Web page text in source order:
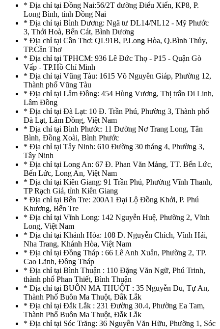
* Địa chỉ tại Đồng Nai:56/2T đường Điểu Xiển, KP8, P.
Long Bình, tỉnh Đồng Nai
* Địa chỉ tại Bình Dương: Ngã tư DL14/NL12 - Mỹ Phước
3, Thới Hoà, Bến Cát, Bình Dương
* Địa chỉ tại Cần Thơ: QL91B, P.Long Hòa, Q.Bình Thủy,
TP.Cần Thơ
* Địa chỉ tại TPHCM: 936 Lê Đức Thọ - P15 - Quận Gò
Vấp - TP.Hồ Chí Minh
* Địa chỉ tại Vũng Tàu: 1615 Võ Nguyên Giáp, Phường 12,
Thành phố Vũng Tàu
* Địa chỉ tại Lâm Đồng: 454 Hùng Vương, Thị trấn Di Linh,
Lâm Đồng
* Địa chỉ tại Đà Lạt: 10 Đ. Trần Phú, Phường 3, Thành phố
Đà Lạt, Lâm Đồng, Việt Nam
* Địa chỉ tại Bình Phước: 11 Đường Nơ Trang Long, Tân
Bình, Đồng Xoài, Bình Phước
* Địa chỉ tại Tây Ninh: 610 Đường 30 tháng 4, Phường 3,
Tây Ninh
* Địa chỉ tại Long An: 67 Đ. Phan Văn Mảng, TT. Bến Lức,
Bến Lức, Long An, Việt Nam
* Địa chỉ tại Kiên Giang: 91 Trần Phú, Phường Vĩnh Thanh,
TP Rạch Giá, tỉnh Kiên Giang
* Địa chỉ tại Bến Tre: 200A1 Đại Lộ Đồng Khởi, P. Phú
Khương, Bến Tre
* Địa chỉ tại Vĩnh Long: 142 Nguyễn Huệ, Phường 2, Vĩnh
Long, Việt Nam
* Địa chỉ tại Khánh Hòa: 108 Đ. Nguyễn Chích, Vĩnh Hải,
Nha Trang, Khánh Hòa, Việt Nam
* Địa chỉ tại Đồng Tháp : 66 Lê Anh Xuân, Phường 2, TP.
Cao Lãnh, Đồng Tháp
* Địa chỉ tại Bình Thuận : 110 Đặng Văn Ngữ, Phú Trinh,
thành phố Phan Thiết, Bình Thuận
* Địa chỉ tại BUÔN MA THUỘT : 35 Nguyễn Du, Tự An,
Thành Phố Buôn Ma Thuột, Đắk Lắk
* Địa chỉ tại Đắk Lắk : 231 Đường 30.4, Phường Ea Tam,
Thành Phố Buôn Ma Thuột, Đắk Lắk
* Địa chỉ tại Sóc Trăng: 36 Nguyễn Văn Hữu, Phường 1, Sóc